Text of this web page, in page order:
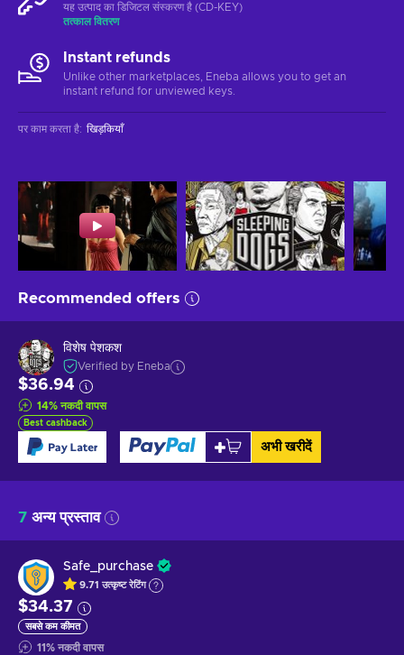
यह उत्पाद का डिजिटल संस्करण है (CD-KEY)
तत्काल वितरण
Instant refunds
Unlike other marketplaces, Eneba allows you to get an
instant refund for unviewed keys.
पर काम करता है: खिड़कियाँ
Recommended offers
विशेष पेशकश
Verified by Eneba
$36.94
14% नकदी वापस
Best cashback
अभी खरीदें
7 अन्य प्रस्ताव
Safe_purchase
9.71 उत्कृष्टरेटिंग
$34.37
सबसे कम कीमत
11% नकदी वापस